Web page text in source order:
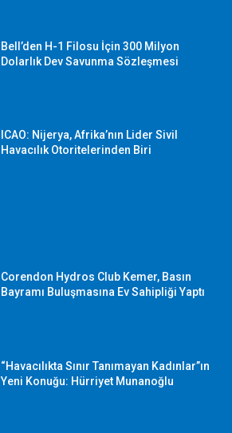
Bell’den H-1 Filosu İçin 300 Milyon
Dolarlık Dev Savunma Sözleşmesi
ICAO: Nijerya, Afrika’nın Lider Sivil
Havacılık Otoritelerinden Biri
Corendon Hydros Club Kemer, Basın
Bayramı Buluşmasına Ev Sahipliği Yaptı
“Havacılıkta Sınır Tanımayan Kadınlar”ın
Yeni Konuğu: Hürriyet Munanoğlu